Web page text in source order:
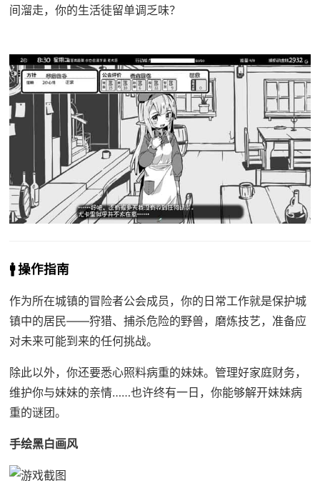
间溜走，你的生活徒留单调乏味？
🚹 操作指南
作为所在城镇的冒险者公会成员，你的日常工作就是保护城
镇中的居民——狩猎、捕杀危险的野兽，磨炼技艺，准备应
对未来可能到来的任何挑战。
除此以外，你还要悉心照料病重的妹妹。管理好家庭财务，
维护你与妹妹的亲情……也许终有一日，你能够解开妹妹病
重的谜团。
手绘黑白画风